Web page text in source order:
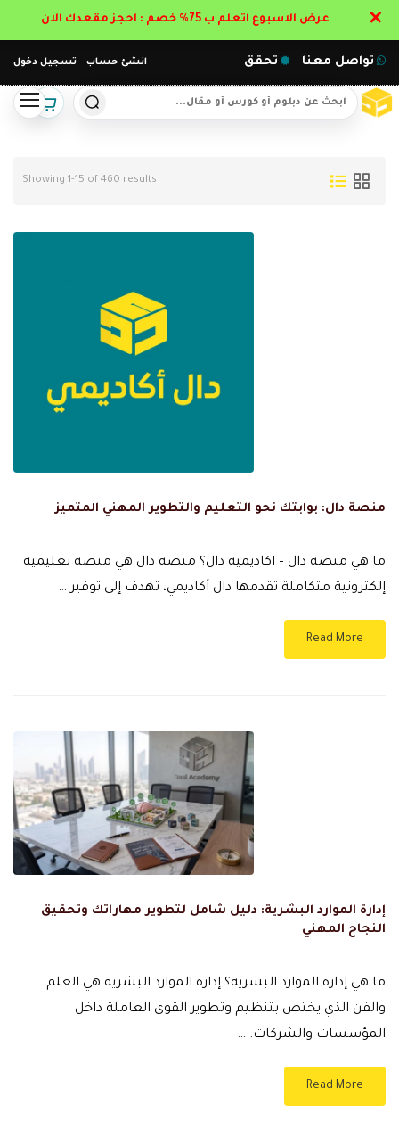
انشئ حساب تسجيل دخول تواصل معنا تحقق
Showing 1-15 of 460 results
منصة دال: بوابتك نحو التعليم والتطوير المهني المتميز
ما هي منصة دال – اكاديمية دال؟ منصة دال هي منصة تعليمية
إلكترونية متكاملة تقدمها دال أكاديمي، تهدف إلى توفير …
Read More
إدارة الموارد البشرية: دليل شامل لتطوير مهاراتك وتحقيق
النجاح المهني
ما هي إدارة الموارد البشرية؟ إدارة الموارد البشرية هي العلم
والفن الذي يختص بتنظيم وتطوير القوى العاملة داخل
المؤسسات والشركات. …
Read More
عرض الاسبوع اتعلم ب 75% خصم : احجز مقعدك الان ✕